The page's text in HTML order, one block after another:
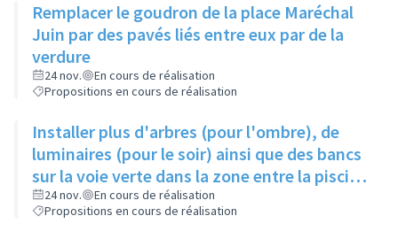
Remplacer le goudron de la place Maréchal
Juin par des pavés liés entre eux par de la
verdure
24 nov.
En cours de réalisation
Propositions en cours de réalisation
Installer plus d'arbres (pour l'ombre), de
luminaires (pour le soir) ainsi que des bancs
sur la voie verte dans la zone entre la piscine
et la rue de l'Industrie
24 nov.
En cours de réalisation
Propositions en cours de réalisation